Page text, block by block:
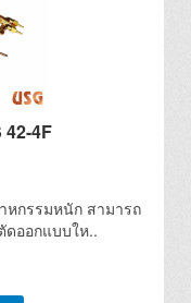
42-4F
กรรมหนัก สามารถ
ดออกแบบให..